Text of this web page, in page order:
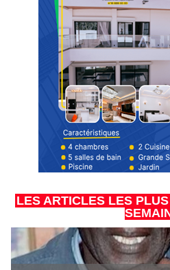
LES ARTICLES LES